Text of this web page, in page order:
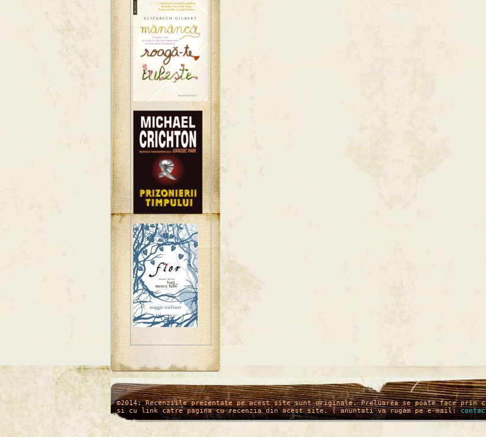
/* */
©2014: Recenziile prezentate pe acest site sunt originale. Preluarea se poate face
si cu link catre pagina cu recenzia din acest site. ( anuntati va rugam pe e-mail: